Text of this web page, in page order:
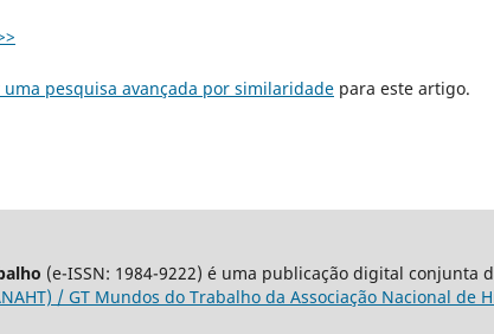
pesquisa avançada por similaridade para este artigo.
(e-ISSN: 1984-9222) é uma publicação digital conjunta
/ GT Mundos do Trabalho da Associação Nacional de